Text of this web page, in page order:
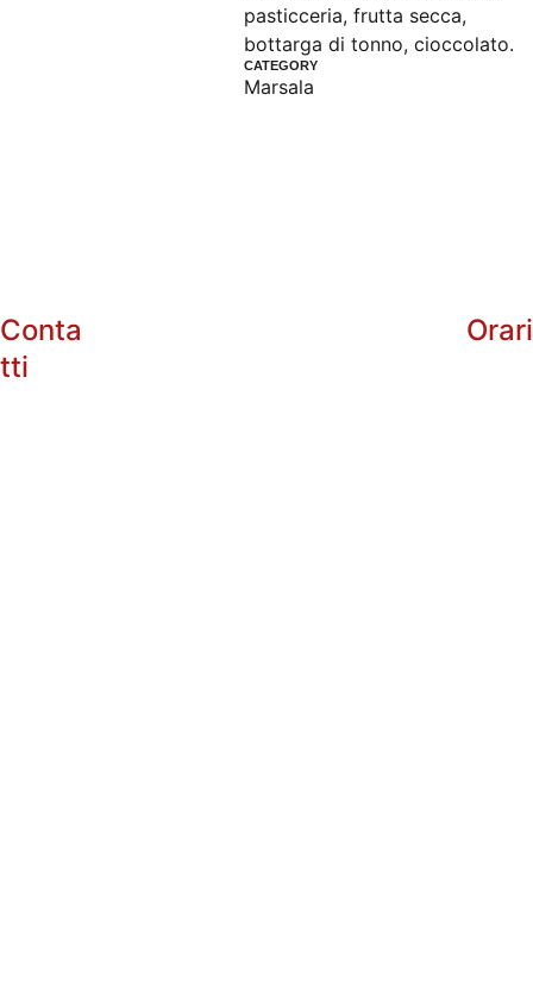
pasticceria, frutta secca,
bottarga di tonno, cioccolato.
CATEGORY
Marsala
Conta
tti
Orari